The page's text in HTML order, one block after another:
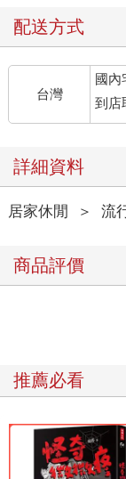
配送方式
台灣
國內
到店
詳細資料
居家休閒 ＞ 流
商品評價
推薦必看